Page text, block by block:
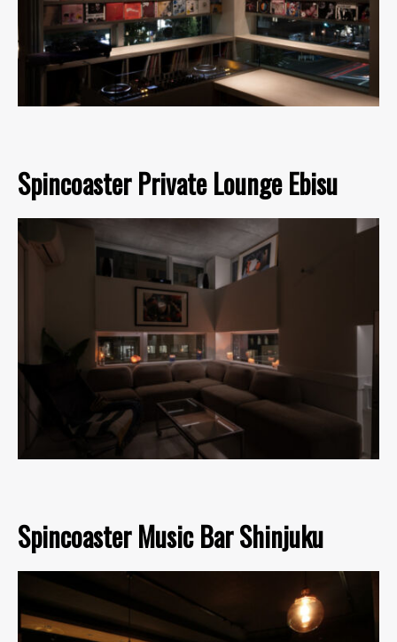
Spincoaster Private Lounge Ebisu
Spincoaster Music Bar Shinjuku